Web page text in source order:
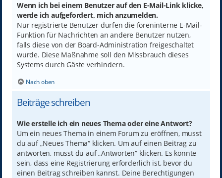
Wenn ich bei einem Benutzer auf den E-Mail-Link klicke,
werde ich aufgefordert, mich anzumelden.
Nur registrierte Benutzer dürfen die foreninterne E-Mail-
Funktion für Nachrichten an andere Benutzer nutzen,
falls diese von der Board-Administration freigeschaltet
wurde. Diese Maßnahme soll den Missbrauch dieses
Systems durch Gäste verhindern.
Nach oben
Beiträge schreiben
Wie erstelle ich ein neues Thema oder eine Antwort?
Um ein neues Thema in einem Forum zu eröffnen, musst
du auf „Neues Thema“ klicken. Um auf einen Beitrag zu
antworten, musst du auf „Antworten“ klicken. Es könnte
sein, dass eine Registrierung erforderlich ist, bevor du
einen Beitrag schreiben kannst. Deine Berechtigungen